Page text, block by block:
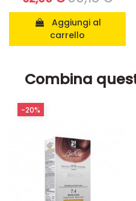
carrello
Combina
-25%